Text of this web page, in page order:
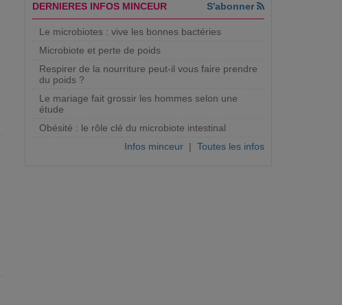
DERNIERES INFOS MINCEUR S'abonner
Le microbiotes : vive les bonnes bactéries
Microbiote et perte de poids
Respirer de la nourriture peut-il vous faire prendre
du poids ?
Le mariage fait grossir les hommes selon une
étude
Obésité : le rôle clé du microbiote intestinal
Infos minceur | Toutes les infos